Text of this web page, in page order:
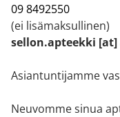
09 8492550
(ei lisämaksullinen)
sellon.apteekki
Asiantuntijamme
Neuvomme sinua